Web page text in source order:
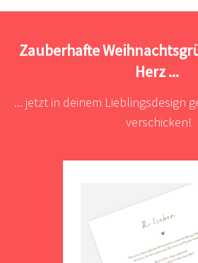
Zauberhafte
Herz ...
... jetzt in deinem Lieblingsdesign
verschicken!